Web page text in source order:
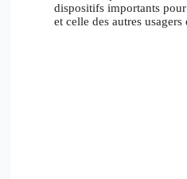
dispositifs importants
et celle des autres usagers